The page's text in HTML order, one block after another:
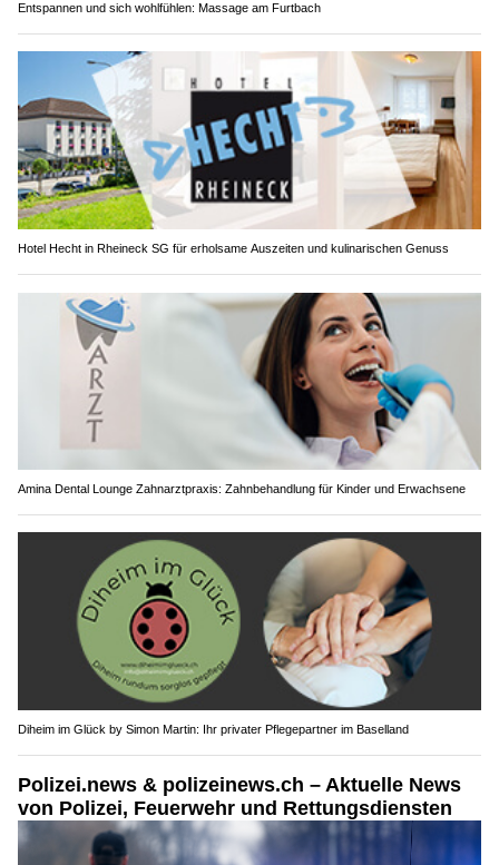
Entspannen und sich wohlfühlen: Massage am Furtbach
Hotel Hecht in Rheineck SG für erholsame Auszeiten und kulinarischen Genuss
Amina Dental Lounge Zahnarztpraxis: Zahnbehandlung für Kinder und Erwachsene
Diheim im Glück by Simon Martin: Ihr privater Pflegepartner im Baselland
Polizei.news & polizeinews.ch – Aktuelle News
von Polizei, Feuerwehr und Rettungsdiensten